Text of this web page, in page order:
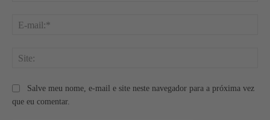
Salve meu nome, e-mail e site neste navegador para a próxima vez
que eu comentar.